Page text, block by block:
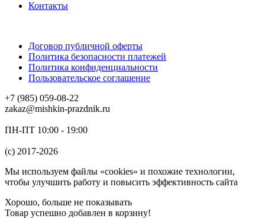
Контакты
Договор публичной оферты
Политика безопасности платежей
Политика конфиденциальности
Пользовательское соглашение
+7 (985) 059-08-22
zakaz@mishkin-prazdnik.ru
ПН-ПТ 10:00 - 19:00
(c) 2017-2026
Мы используем файлы «cookies» и похожие технологии,
чтобы улучшить работу и повысить эффективность сайта
Хорошо, больше не показывать
Товар успешно добавлен в корзину!